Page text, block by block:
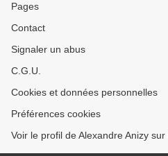
Pages
Contact
Signaler un abus
C.G.U.
Cookies et données personnelles
Préférences cookies
Voir le profil de Alexandre Anizy